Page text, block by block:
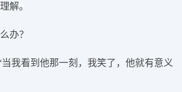
解。
办？
我看到他那一刻，我笑了，他就有意义